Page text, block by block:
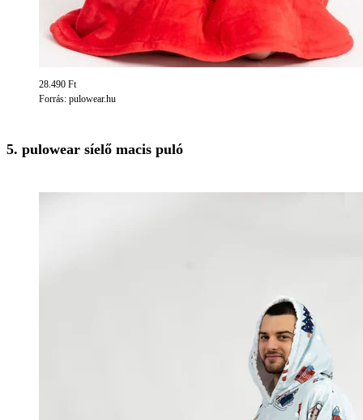
28.490 Ft
Forrás: pulowear.hu
5. pulowear síelő macis puló